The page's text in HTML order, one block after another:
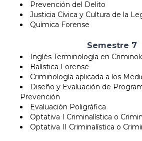
Prevención del Delito
Justicia Cívica y Cultura de la
Química Forense
Semestre 7
Inglés Terminología en
Balística Forense
Criminología aplicada a los
Diseño y Evaluación de
Prevención
Evaluación Poligráfica
Optativa I Criminalística o
Optativa II Criminalística o